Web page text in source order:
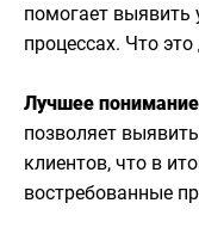
помогает выявить
процессах. Что это
Лучшее
позволяет
клиентов, что в
востребованные